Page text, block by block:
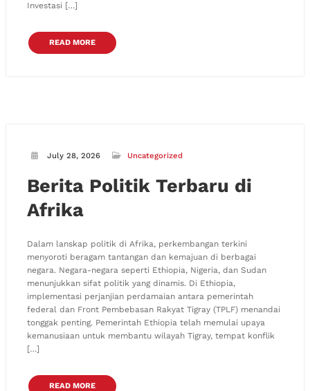
Investasi […]
READ MORE
July 28, 2026 Uncategorized
Berita Politik Terbaru di
Afrika
Dalam lanskap politik di Afrika, perkembangan terkini
menyoroti beragam tantangan dan kemajuan di berbagai
negara. Negara-negara seperti Ethiopia, Nigeria, dan Sudan
menunjukkan sifat politik yang dinamis. Di Ethiopia,
implementasi perjanjian perdamaian antara pemerintah
federal dan Front Pembebasan Rakyat Tigray (TPLF) menandai
tonggak penting. Pemerintah Ethiopia telah memulai upaya
kemanusiaan untuk membantu wilayah Tigray, tempat konflik
[…]
READ MORE